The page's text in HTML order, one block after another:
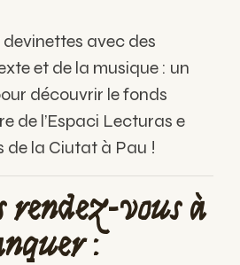
avec des
et de la musique : un
découvrir le fonds
de l’Espaci Lecturas e
de la Ciutat à Pau !
rendez-vous à
: